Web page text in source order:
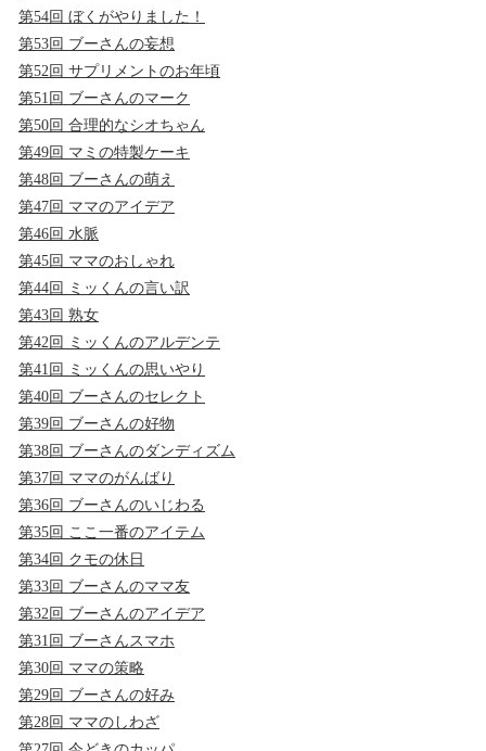
第54回 ぼくがやりました！
第53回 ブーさんの妄想
第52回 サプリメントのお年頃
第51回 ブーさんのマーク
第50回 合理的なシオちゃん
第49回 マミの特製ケーキ
第48回 ブーさんの萌え
第47回 ママのアイデア
第46回 水脈
第45回 ママのおしゃれ
第44回 ミッくんの言い訳
第43回 熟女
第42回 ミッくんのアルデンテ
第41回 ミッくんの思いやり
第40回 ブーさんのセレクト
第39回 ブーさんの好物
第38回 ブーさんのダンディズム
第37回 ママのがんばり
第36回 ブーさんのいじわる
第35回 ここ一番のアイテム
第34回 クモの休日
第33回 ブーさんのママ友
第32回 ブーさんのアイデア
第31回 ブーさんスマホ
第30回 ママの策略
第29回 ブーさんの好み
第28回 ママのしわざ